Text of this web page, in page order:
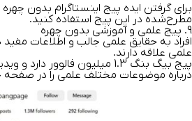
برای گرفتن ایده پیج اینستاگرام بدون
مطرح‌شده در این پیج استفاده کنید.
9. پیج علمی و آموزشی بدون چهره
افراد به حقایق علمی جالب و اطلاعات
علمی علاقه دارند.
پیج بیگ بنگ 1.3 میلیون فالوور
درباره موضوعات مختلف علمی را در صفحه